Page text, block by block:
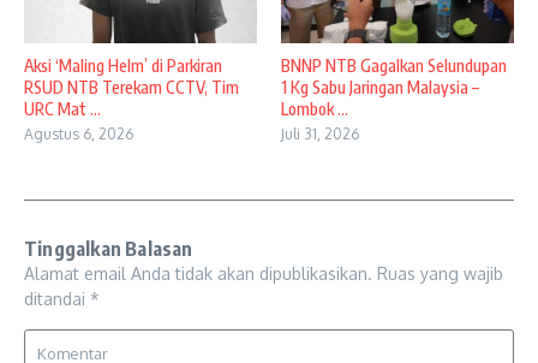
Aksi ‘Maling Helm’ di Parkiran
RSUD NTB Terekam CCTV, Tim
URC Mat ...
Agustus 6, 2026
BNNP NTB Gagalkan Selundupan
1 Kg Sabu Jaringan Malaysia –
Lombok ...
Juli 31, 2026
Tinggalkan Balasan
Alamat email Anda tidak akan dipublikasikan. Ruas yang wajib
ditandai *